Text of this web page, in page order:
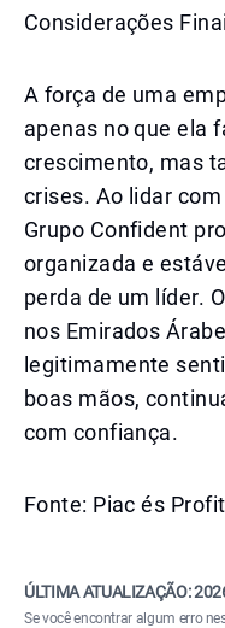
Considerações
A força de uma
apenas no que ela
crescimento, mas
crises. Ao lidar
Grupo Confident
organizada e
perda de um líder.
nos Emirados
legitimamente
boas mãos,
com confiança.
Fonte: Piac és Profit
ÚLTIMA ATUALIZAÇÃO:
Se você encontrar algum erro